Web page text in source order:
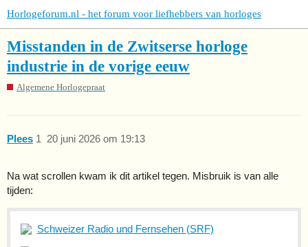
Horlogeforum.nl - het forum voor liefhebbers van horloges
Misstanden in de Zwitserse horloge
industrie in de vorige eeuw
Algemene Horlogepraat
Plees 20 juni 2026 om 19:13
1
Na wat scrollen kwam ik dit artikel tegen. Misbruik is van alle
tijden:
Schweizer Radio und Fernsehen (SRF)